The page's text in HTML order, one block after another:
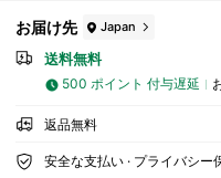
お届け先 Japan
送料無料
500 ポイント 付与遅延
返品無料
安全な支払い · プライバシー